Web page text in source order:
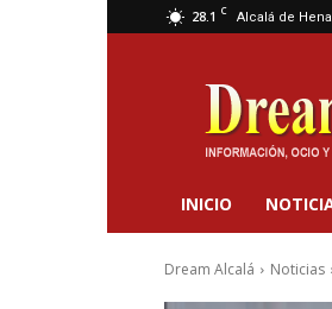
28.1 C Alcalá de
Dream
Alcalá
INICIO
Dream Alcalá Noticias